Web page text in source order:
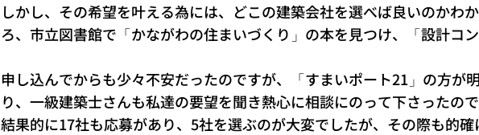
しかし、その希望を叶える為には、どこの建築会社を選べば良いのかわ
ろ、市立図書館で「かながわの住まいづくり」の本を見つけ、「設計コン
申し込んでからも少々不安だったのですが、「すまいポート21」の方が
り、一級建築士さんも私達の要望を聞き熱心に相談にのって下さったの
結果的に17社も応募があり、5社を選ぶのが大変でしたが、その際も的